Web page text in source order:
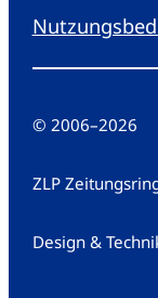
© 2006–2026
ZLP
Design &